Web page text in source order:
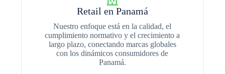
Retail en Panamá
Nuestro enfoque está en la calidad, el
cumplimiento normativo y el crecimiento a
largo plazo, conectando marcas globales
con los dinámicos consumidores de
Panamá.